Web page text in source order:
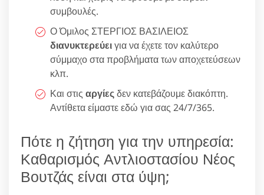
συμβουλές.
Ο Όμιλος ΣΤΕΡΓΙΟΣ ΒΑΣΙΛΕΙΟΣ
διανυκτερεύειγια να έχετε τον καλύτερο
σύμμαχο στα προβλήματα των αποχετεύσεων
κλπ.
Και στις αργίεςδεν κατεβάζουμε διακόπτη.
Αντίθετα είμαστε εδώ για σας 24/7/365.
Πότε η ζήτηση για την υπηρεσία:
Καθαρισμός Αντλιοστασίου Νέος
Βουτζάς είναι στα ύψη;